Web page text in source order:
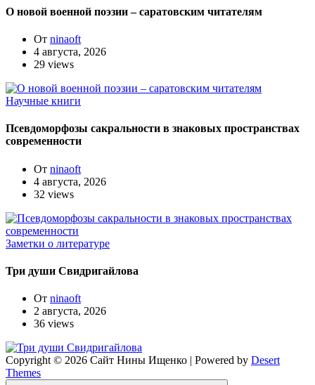
О новой военной поэзии – саратовским читателям
От ninaoft
4 августа, 2026
29 views
Научные книги
Псевдоморфозы сакральности в знаковых пространствах
современности
От ninaoft
4 августа, 2026
32 views
Заметки о литературе
Три души Свидригайлова
От ninaoft
2 августа, 2026
36 views
Copyright © 2026 Сайт Нины Ищенко | Powered by Desert
Themes